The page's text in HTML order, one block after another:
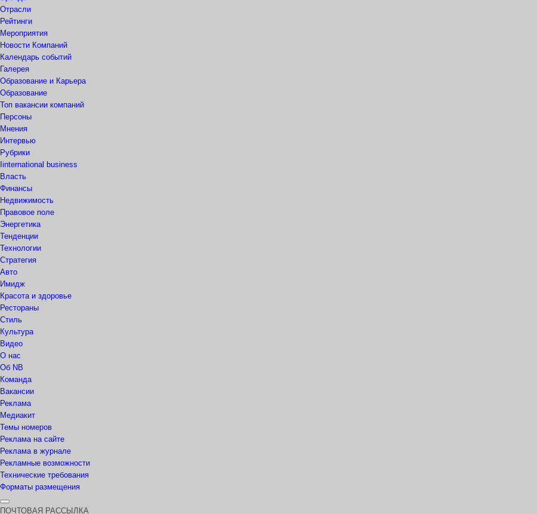
Отрасли
Рейтинги
Мероприятия
Новости Компаний
Календарь событий
Галерея
Образование и Карьера
Образование
Топ вакансии компаний
Персоны
Мнения
Интервью
Рубрики
Iinternational business
Власть
Финансы
Недвижимость
Правовое поле
Энергетика
Тенденции
Технологии
Стратегия
Авто
Имидж
Красота и здоровье
Рестораны
Стиль
Культура
Видео
О нас
Об NB
Команда
Вакансии
Реклама
Медиакит
Темы номеров
Реклама на сайте
Реклама в журнале
Рекламные возможности
Технические требования
Форматы размещения
ПОЧТОВАЯ РАССЫЛКА